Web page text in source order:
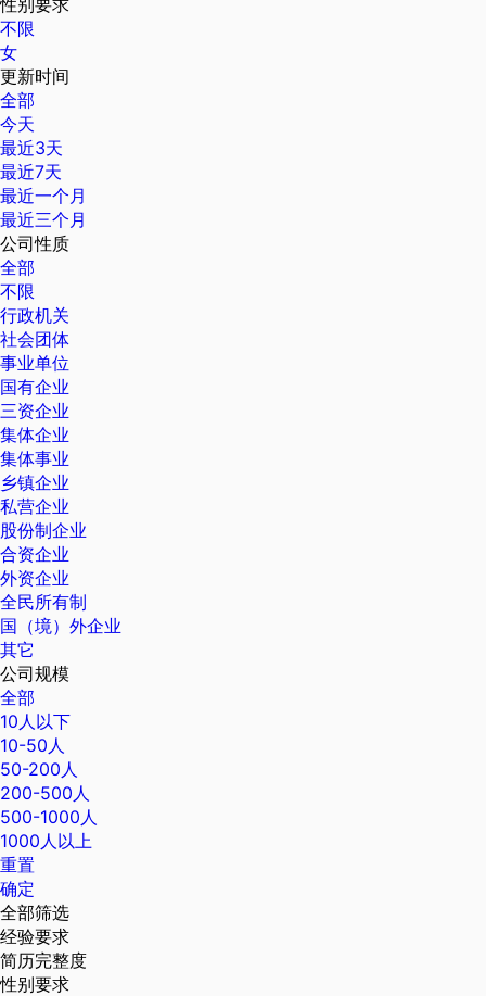
性别要求
不限
女
更新时间
全部
今天
最近3天
最近7天
最近一个月
最近三个月
公司性质
全部
不限
行政机关
社会团体
事业单位
国有企业
三资企业
集体企业
集体事业
乡镇企业
私营企业
股份制企业
合资企业
外资企业
全民所有制
国（境）外企业
其它
公司规模
全部
10人以下
10-50人
50-200人
200-500人
500-1000人
1000人以上
重置
确定
全部筛选
经验要求
简历完整度
性别要求